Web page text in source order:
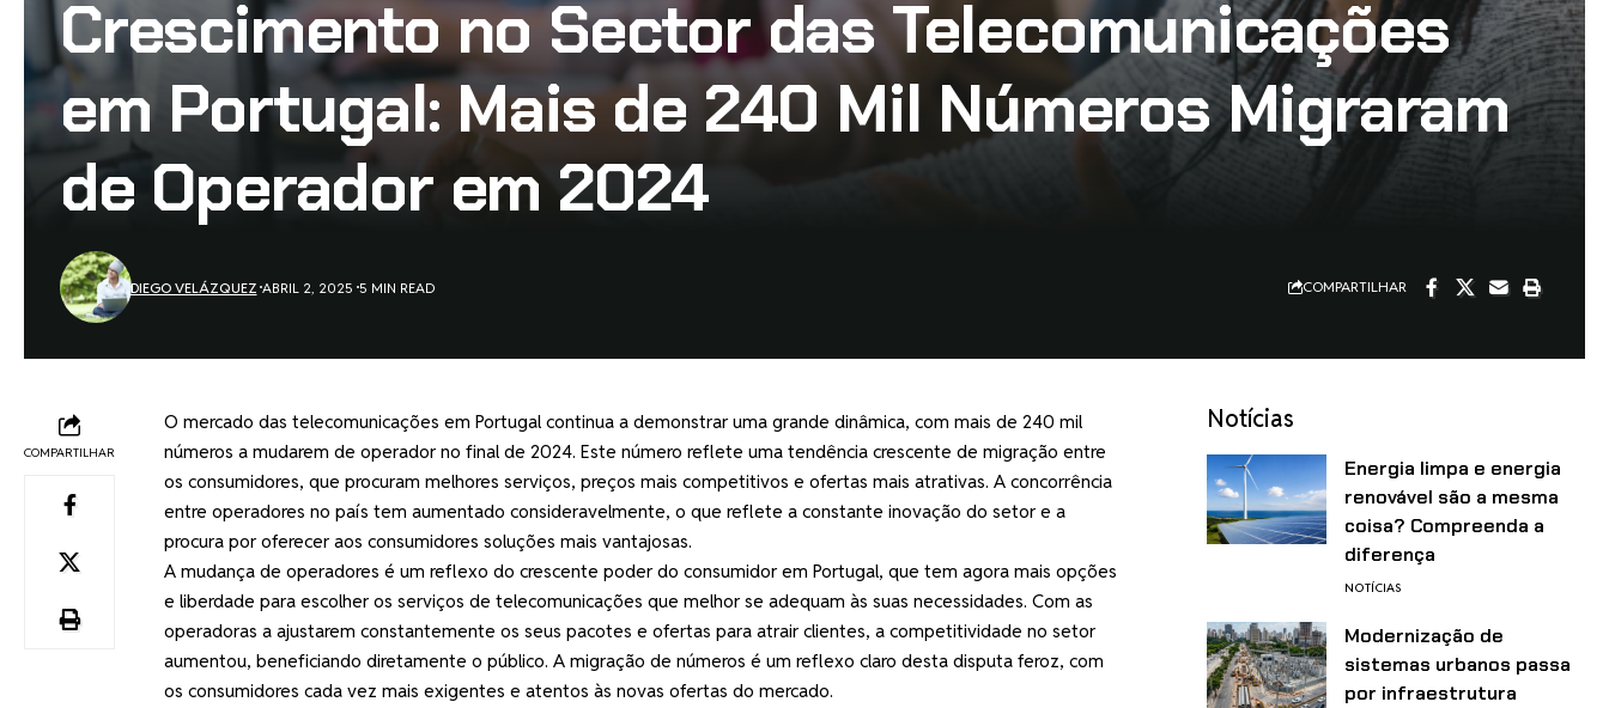
Crescimento no Sector das Telecomunicações
em Portugal: Mais de 240 Mil Números Migraram
de Operador em 2024
DIEGO VELÁZQUEZ ABRIL 2, 2025 5 MIN READ COMPARTILHAR
COMPARTILHAR
O mercado das telecomunicações em Portugal continua a demonstrar uma grande dinâmica, com mais de 240 mil
números a mudarem de operador no final de 2024. Este número reflete uma tendência crescente de migração entre
os consumidores, que procuram melhores serviços, preços mais competitivos e ofertas mais atrativas. A concorrência
entre operadores no país tem aumentado consideravelmente, o que reflete a constante inovação do setor e a
procura por oferecer aos consumidores soluções mais vantajosas.
A mudança de operadores é um reflexo do crescente poder do consumidor em Portugal, que tem agora mais opções
e liberdade para escolher os serviços de telecomunicações que melhor se adequam às suas necessidades. Com as
operadoras a ajustarem constantemente os seus pacotes e ofertas para atrair clientes, a competitividade no setor
aumentou, beneficiando diretamente o público. A migração de números é um reflexo claro desta disputa feroz, com
os consumidores cada vez mais exigentes e atentos às novas ofertas do mercado.
Notícias
Energia limpa e energia
renovável são a mesma
coisa? Compreenda a
diferença
NOTÍCIAS
Modernização de
sistemas urbanos passa
por infraestrutura